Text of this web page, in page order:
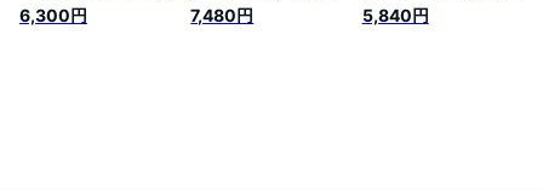
ウェア ユニセックス
上下セット 長袖 長
6,300円
用 ユニセックス あ
ったか パジャマ ギ
7,480円
ーサポートウェア 血
行促進 疲労回復 パ
5,840円